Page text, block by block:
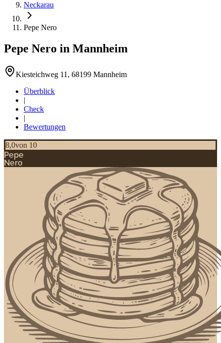
Neckarau
Pepe Nero
Pepe Nero in Mannheim
Kiesteichweg 11, 68199 Mannheim
Überblick
|
Check
|
Bewertungen
8,0von 10
Pepe
Nero